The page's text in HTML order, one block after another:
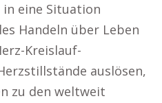
eine Situation
Handeln über Leben
Kreislauf-
auslösen,
zu den weltweit